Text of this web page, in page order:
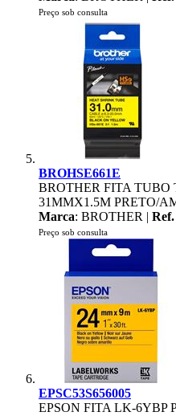
Preço sob consulta
BROHSE661E
BROTHER FITA TUBO
31MMX1.5M PRETO/
Marca: BROTHER |
Preço sob consulta
EPSC53S656005
EPSON FITA LK-6YBP